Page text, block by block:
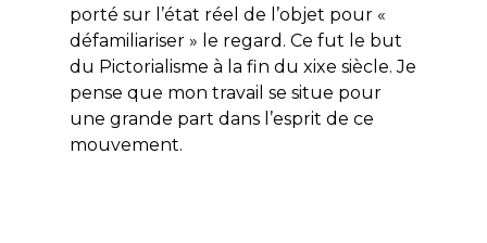
porté sur l’état réel de l’objet pour «
défamiliariser » le regard. Ce fut le but
du Pictorialisme à la fin du xixe siècle. Je
pense que mon travail se situe pour
une grande part dans l’esprit de ce
mouvement.